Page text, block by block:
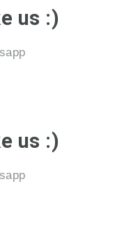
us :)
us :)